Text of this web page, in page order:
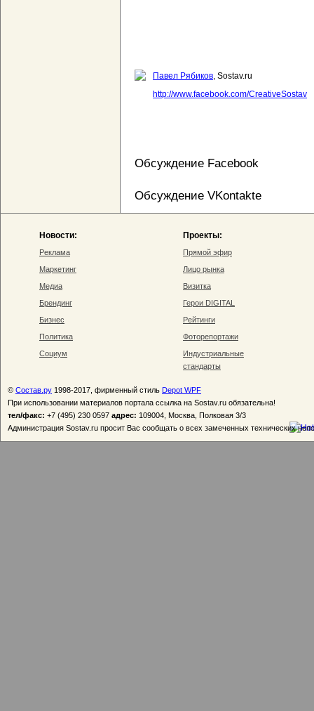
Павел Рябиков, Sostav.ru
http://www.facebook.com/CreativeSostav
Обсуждение Facebook
Обсуждение VKontakte
Новости:
Реклама
Маркетинг
Медиа
Брендинг
Бизнес
Политика
Социум
Проекты:
Прямой эфир
Лицо рынка
Визитка
Герои DIGITAL
Рейтинги
Фоторепортажи
Индустриальные
стандарты
© Состав.ру 1998-2017, фирменный стиль Depot WPF
При использовании материалов портала ссылка на Sostav.ru обязательна!
тел/факс: +7 (495) 230 0597 адрес: 109004, Москва, Полковая 3/3
Администрация Sostav.ru просит Вас сообщать о всех замеченных технических